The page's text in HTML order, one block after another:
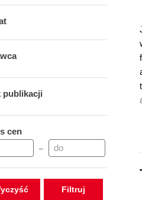
publikacji
cen
–